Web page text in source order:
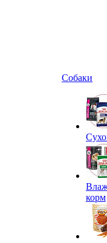
Собаки
корм